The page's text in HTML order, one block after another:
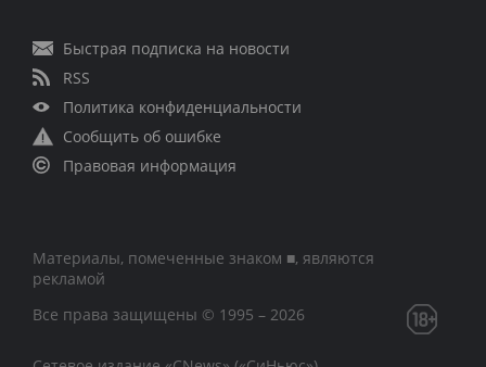
Быстрая подписка на новости
RSS
Политика конфиденциальности
Сообщить об ошибке
Правовая информация
Материалы, помеченные знаком ■, являются
рекламой
Все права защищены © 1995 – 2026